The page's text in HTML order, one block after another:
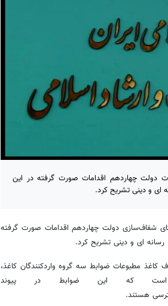
دولت چهاردهم اقدامات صورت گرفته در این
ای و دینی تشریح کرد.
شفاف‌سازی دولت چهاردهم اقدامات صورت گرفته
ای و دینی تشریح کرد.
کاغذ مطبوعات ضوابط سه گروه واردکنندگان کاغذ،
است که این ضوابط در پیوند